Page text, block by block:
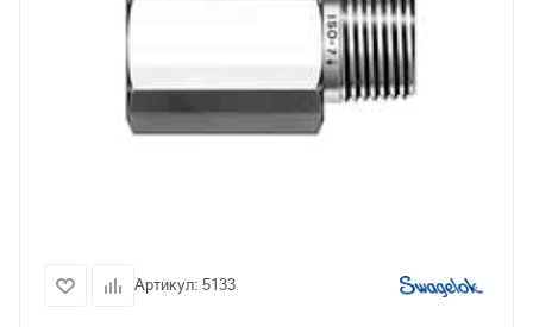
Артикул: 5133